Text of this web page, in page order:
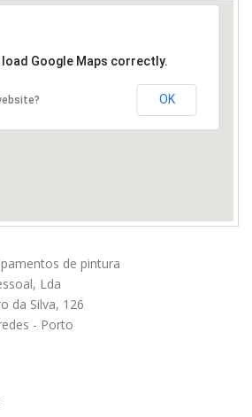
load Google Maps correctly.
OK
de pintura
Lda
da Silva, 126
- Porto